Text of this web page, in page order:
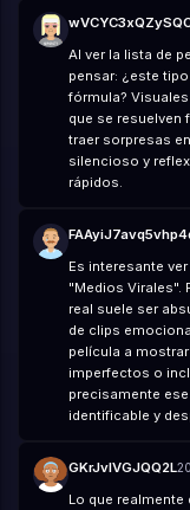
Al ver la lista de
pensar: ¿este
fórmula?
que se resuelven
traer sorpresas
silencioso y
rápidos.
Es interesante
"Medios Virales".
real suele ser
de clips
película a
imperfectos o
precisamente
identificable y
GKrJvIVGJQQ2L
Lo que